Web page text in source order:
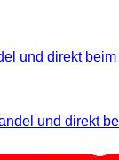
und direkt beim
und direkt